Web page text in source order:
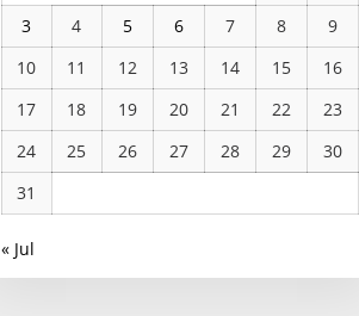
3
4 5 6 7 8
9
10
11 12 13 14 15
16
17
18 19 20 21 22
23
24
25 26 27 28 29
30
31
« Jul